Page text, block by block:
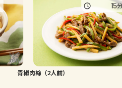
青椒肉絲（2人前）
15